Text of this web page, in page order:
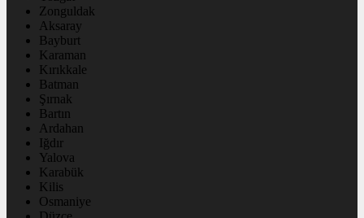
Zonguldak
Aksaray
Bayburt
Karaman
Kırıkkale
Batman
Şırnak
Bartın
Ardahan
Iğdır
Yalova
Karabük
Kilis
Osmaniye